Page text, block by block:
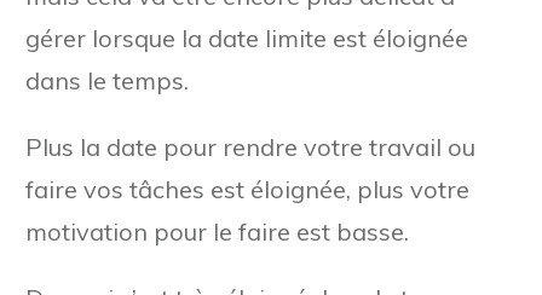
gérer lorsque la date limite est éloignée
dans le temps.
Plus la date pour rendre votre travail ou
faire vos tâches est éloignée, plus votre
motivation pour le faire est basse.